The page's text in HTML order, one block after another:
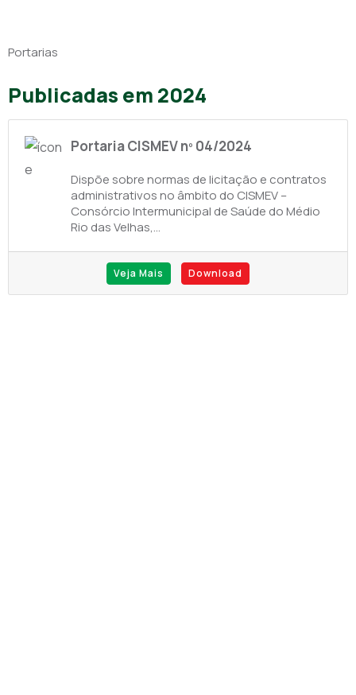
Portarias
Publicadas em 2024
Portaria CISMEV nº 04/2024
Dispõe sobre normas de licitação e contratos
administrativos no âmbito do CISMEV –
Consórcio Intermunicipal de Saúde do Médio
Rio das Velhas,...
Veja Mais Download